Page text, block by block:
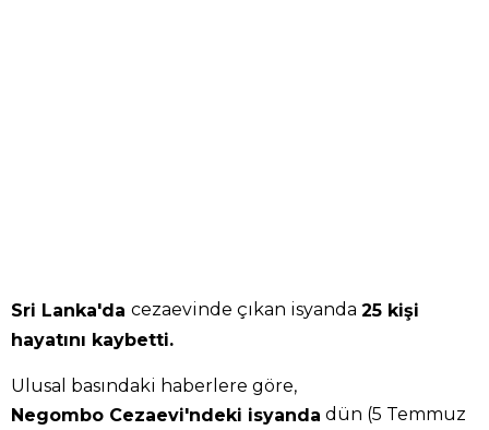
Sri Lanka'da cezaevinde çıkan isyanda 25 kişi
hayatını kaybetti.
Ulusal basındaki haberlere göre,
Negombo Cezaevi'ndeki isyanda dün (5 Temmuz